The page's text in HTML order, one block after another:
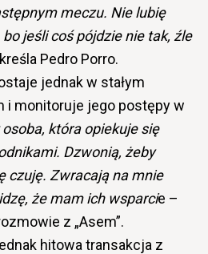
meczu. Nie lubię
jeśli coś pójdzie nie tak, źle
Pedro Porro.
jednak w stałym
i monitoruje jego postępy w
osoba, która opiekuje się
Dzwonią, żeby
czuję. Zwracają na mnie
że mam ich wsparcie –
z „Asem”.
hitowa transakcja z